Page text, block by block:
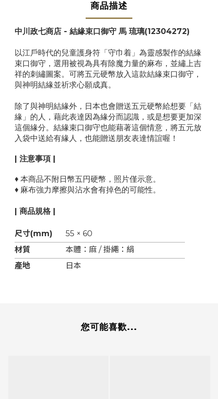
商品描述
中川政七商店 - 結緣束口御守 馬 琉璃(12304272)
以江戶時代的兒童護身符「守巾着」為靈感製作的結緣
束口御守，選用被視為具有除魔力量的麻布，並繡上吉
祥的刺繡圖案。可將五元硬幣放入這款結緣束口御守，
與神明結緣並祈求心願成真。
除了與神明結緣外，日本也會贈送五元硬幣給想要「結
緣」的人，藉此表達因為緣分而認識，或是想要更加深
這個緣分。結緣束口御守也能藉著這個情意，將五元放
入袋中送給有緣人，也能贈送朋友表達情誼喔！
| 注意事項 |
♦ 本商品不附日幣五円硬幣，照片僅示意。
♦ 麻布強力摩擦與沾水會有掉色的可能性。
| 商品規格 |
尺寸(mm)
55 × 60
材質
本體：麻 / 掛繩：絹
產地
日本
您可能喜歡...